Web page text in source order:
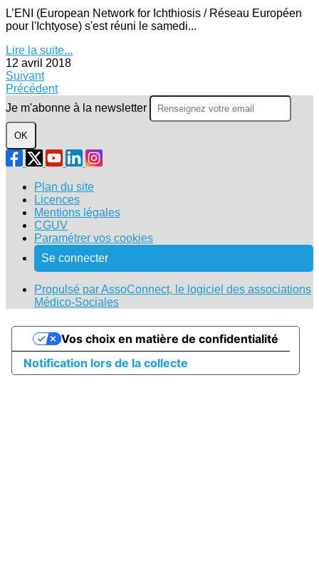
L’ENI (European Network for Ichthiosis / Réseau Européen
pour l'Ichtyose) s'est réuni le samedi...
Lire la suite...
12 avril 2018
Suivant
Précédent
Je m'abonne à la newsletter
OK
Plan du site
Licences
Mentions légales
CGUV
Paramétrer vos cookies
Se connecter
Propulsé par AssoConnect, le logiciel des associations
Médico-Sociales
Notification lors de la collecte
Vos choix en matière de confidentialité